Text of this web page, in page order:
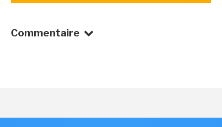
Commentaire